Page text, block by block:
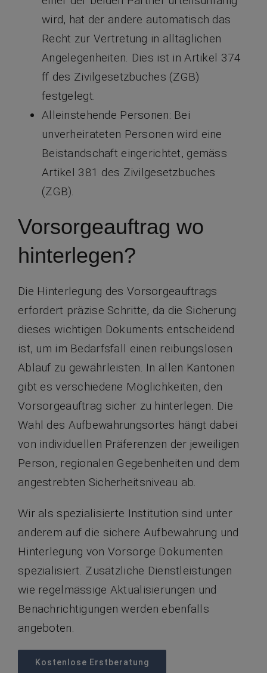
wird, hat der andere automatisch das
Recht zur Vertretung in alltäglichen
Angelegenheiten. Dies ist in Artikel 374
ff des Zivilgesetzbuches (ZGB)
festgelegt.
Alleinstehende Personen: Bei
unverheirateten Personen wird eine
Beistandschaft eingerichtet, gemäss
Artikel 381 des Zivilgesetzbuches
(ZGB).
Vorsorgeauftrag wo
hinterlegen?
Die Hinterlegung des Vorsorgeauftrags
erfordert präzise Schritte, da die Sicherung
dieses wichtigen Dokuments entscheidend
ist, um im Bedarfsfall einen reibungslosen
Ablauf zu gewährleisten. In allen Kantonen
gibt es verschiedene Möglichkeiten, den
Vorsorgeauftrag sicher zu hinterlegen. Die
Wahl des Aufbewahrungsortes hängt dabei
von individuellen Präferenzen der jeweiligen
Person, regionalen Gegebenheiten und dem
angestrebten Sicherheitsniveau ab.
Wir als spezialisierte Institution sind unter
anderem auf die sichere Aufbewahrung und
Hinterlegung von Vorsorge Dokumenten
spezialisiert. Zusätzliche Dienstleistungen
wie regelmässige Aktualisierungen und
Benachrichtigungen werden ebenfalls
angeboten.
Kostenlose Erstberatung